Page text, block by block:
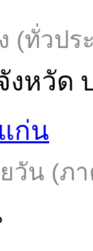
(ทั่วปร
งหวัด
ก่น
วัน (ภ